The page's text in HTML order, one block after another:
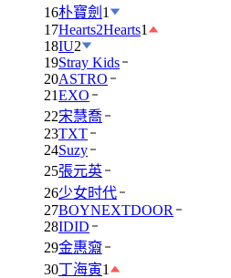
16朴寶劍 1
17Hearts2Hearts1
18IU2
19Stray Kids
20ASTRO
21EXO
22宋慧喬
23TXT
24Suzy
25張元英
26少女时代
27BOYNEXTDOOR
28IDID
29金惠奫
30丁海寅1